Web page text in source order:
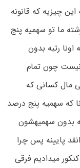
چیزیه که قانونه
ما تو سهمیه پنج
اونا رتبه بدون
چون تمام
مال کسانی که
که سهمیه پنج درصد
بدون سهمیهشون
پایینه پس چرا
میدادیم فرقی